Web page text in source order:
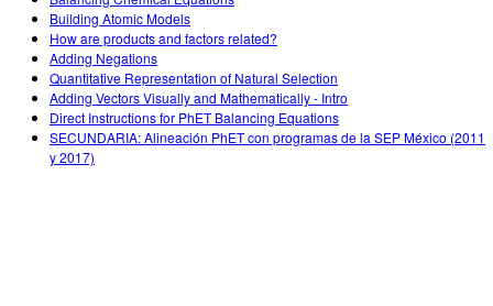
Building Atomic Models
How are products and factors related?
Adding Negations
Quantitative Representation of Natural Selection
Adding Vectors Visually and Mathematically - Intro
Direct Instructions for PhET Balancing Equations
SECUNDARIA: Alineación PhET con programas de la SEP México (2011
y 2017)